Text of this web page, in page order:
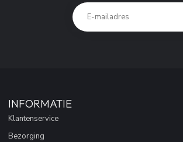
INFORMATIE
Klantenservice
Bezorging